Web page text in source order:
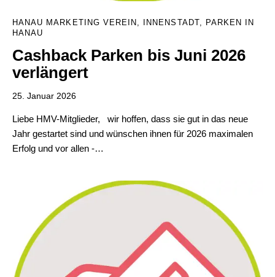
HANAU MARKETING VEREIN INNENSTADT, PARKEN IN
HANAU
Cashback Parken bis Juni 2026
verlängert
25. Januar 2026
Liebe HMV-Mitglieder, wir hoffen, dass sie gut in das neue
Jahr gestartet sind und wünschen ihnen für 2026 maximalen
Erfolg und vor allen -…